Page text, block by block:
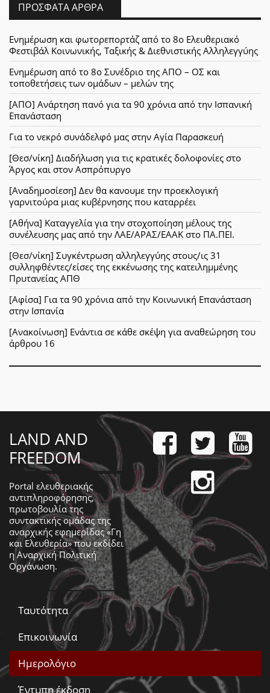
ΠΡΌΣΦΑΤΑ ΆΡΘΡΑ
Ενημέρωση και φωτορεπορτάζ από το 8ο Ελευθεριακό
Φεστιβάλ Κοινωνικής, Ταξικής & Διεθνιστικής Αλληλεγγύης
Ενημέρωση από το 8ο Συνέδριο της ΑΠΟ – ΟΣ και
τοποθετήσεις των ομάδων – μελών της
[ΑΠΟ] Ανάρτηση πανό για τα 90 χρόνια από την Ισπανική
Επανάσταση
Για το νεκρό συνάδελφό μας στην Αγία Παρασκευή
[Θεσ/νίκη] Διαδήλωση για τις κρατικές δολοφονίες στο
Άργος και στον Ασπρόπυργο
[Αναδημοσίεση] Δεν θα κανουμε την προεκλογική
γαρνιτούρα μιας κυβέρνησης που καταρρέει
[Αθήνα] Καταγγελία για την στοχοποίηση μέλους της
συνέλευσης μας από την ΛΑΕ/ΑΡΑΣ/ΕΑΑΚ στο ΠΑ.ΠΕΙ.
[Θεσ/νίκη] Συγκέντρωση αλληλεγγύης στους/ις 31
συλληφθέντες/είσες της εκκένωσης της κατειλημμένης
Πρυτανείας ΑΠΘ
[Αφίσα] Για τα 90 χρόνια από την Κοινωνική Επανάσταση
στην Ισπανία
[Ανακοίνωση] Ενάντια σε κάθε σκέψη για αναθεώρηση του
άρθρου 16
LAND AND
FREEDOM
Portal ελευθεριακής
αντιπληροφόρησης,
πρωτοβουλία της
συντακτικής ομάδας της
αναρχικής εφημερίδας «Γη
και Ελευθερία» που εκδίδει
ηΑναρχική Πολιτική
Οργάνωση.
Ταυτότητα
Επικοινωνία
Ημερολόγιο
Έντυπη έκδοση